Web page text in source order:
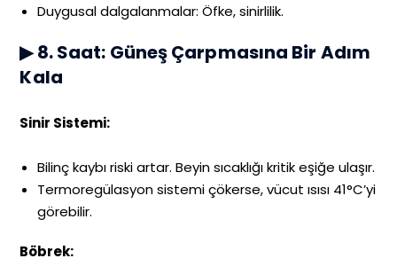
Duygusal dalgalanmalar: Öfke, sinirlilik.
▶ 8. Saat: Güneş Çarpmasına Bir Adım
Kala
Sinir Sistemi:
Bilinç kaybı riski artar. Beyin sıcaklığı kritik eşiğe ulaşır.
Termoregülasyon sistemi çökerse, vücut ısısı 41°C’yi
görebilir.
Böbrek: